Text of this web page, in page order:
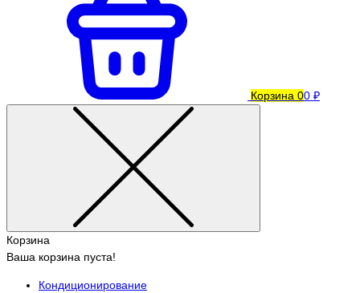
Корзина 00 ₽
Корзина
Ваша корзина пуста!
Кондиционирование